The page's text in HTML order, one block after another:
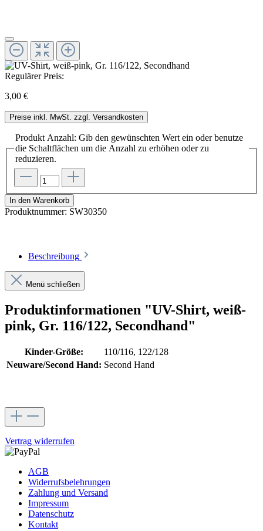
Regulärer Preis:
3,00 €
Preise inkl. MwSt. zzgl. Versandkosten
Produkt Anzahl: Gib den gewünschten Wert ein oder benutze
die Schaltflächen um die Anzahl zu erhöhen oder zu
reduzieren.
In den Warenkorb
Produktnummer: SW30350
Beschreibung
Menü schließen
Produktinformationen "UV-Shirt, weiß-
pink, Gr. 116/122, Secondhand"
Kinder-Größe:
110/116, 122/128
Neuware/Second Hand: Second Hand
Vertrag widerrufen
AGB
Widerrufsbelehrungen
Zahlung und Versand
Impressum
Datenschutz
Kontakt